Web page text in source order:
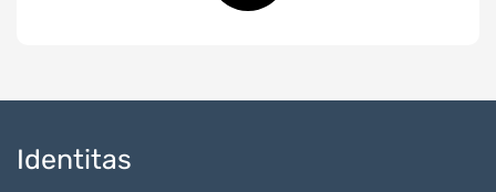
Identitas